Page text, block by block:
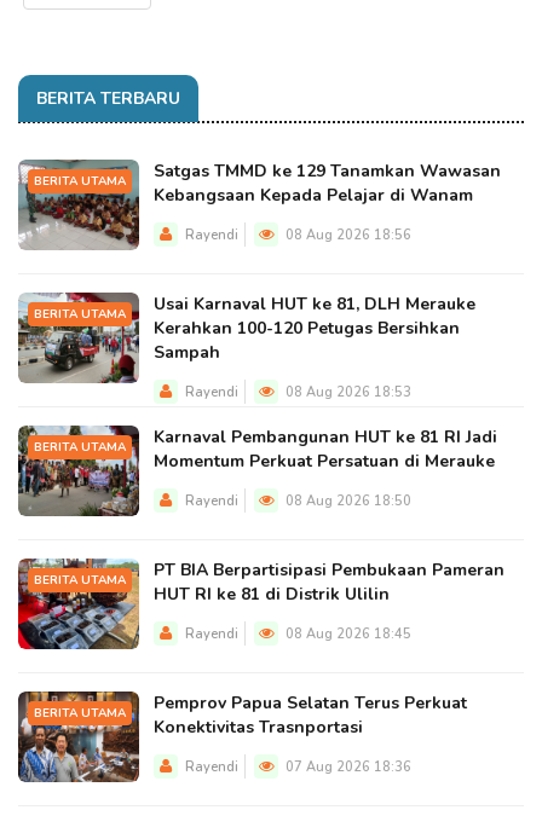
BERITA TERBARU
BERITA UTAMA
Satgas TMMD ke 129 Tanamkan Wawasan
Kebangsaan Kepada Pelajar di Wanam
Rayendi 08 Aug 2026 18:56
BERITA UTAMA
Usai Karnaval HUT ke 81, DLH Merauke
Kerahkan 100-120 Petugas Bersihkan
Sampah
Rayendi 08 Aug 2026 18:53
BERITA UTAMA
Karnaval Pembangunan HUT ke 81 RI Jadi
Momentum Perkuat Persatuan di Merauke
Rayendi 08 Aug 2026 18:50
BERITA UTAMA
PT BIA Berpartisipasi Pembukaan Pameran
HUT RI ke 81 di Distrik Ulilin
Rayendi 08 Aug 2026 18:45
BERITA UTAMA
Pemprov Papua Selatan Terus Perkuat
Konektivitas Trasnportasi
Rayendi 07 Aug 2026 18:36